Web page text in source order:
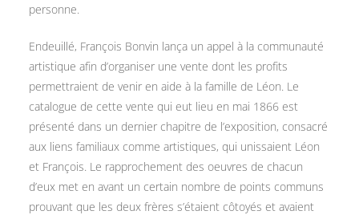
personne.
Endeuillé, François Bonvin lança un appel à la communauté
artistique afin d’organiser une vente dont les profits
permettraient de venir en aide à la famille de Léon. Le
catalogue de cette vente qui eut lieu en mai 1866 est
présenté dans un dernier chapitre de l’exposition, consacré
aux liens familiaux comme artistiques, qui unissaient Léon
et François. Le rapprochement des oeuvres de chacun
d’eux met en avant un certain nombre de points communs
prouvant que les deux frères s’étaient côtoyés et avaient